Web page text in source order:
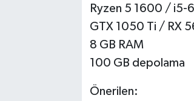
Ryzen 5 1600 / i5-
GTX 1050 Ti / RX
8 GB RAM
100 GB depolama
Önerilen: